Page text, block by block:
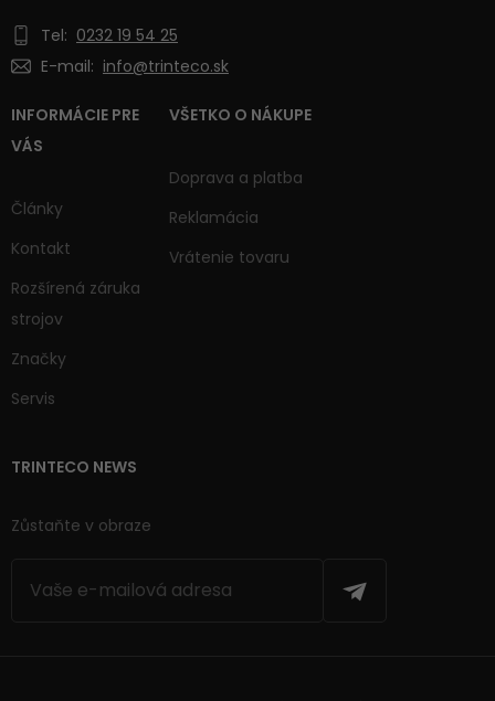
Tel: 0232 19 54 25
E-mail: info@trinteco.sk
INFORMÁCIE PRE
VÁS
Články
Kontakt
Rozšírená záruka
strojov
Značky
Servis
VŠETKO O NÁKUPE
Doprava a platba
Reklamácia
Vrátenie tovaru
TRINTECO NEWS
Zůstaňte v obraze